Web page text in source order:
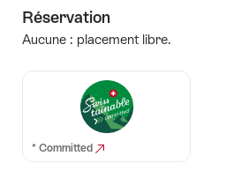
Réservation
Aucune : placement libre.
* Committed